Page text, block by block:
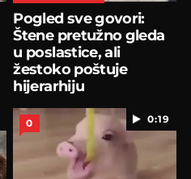
Pogled sve govori:
Štene pretužno gleda
u poslastice, ali
žestoko poštuje
hijerarhiju
0:19
0